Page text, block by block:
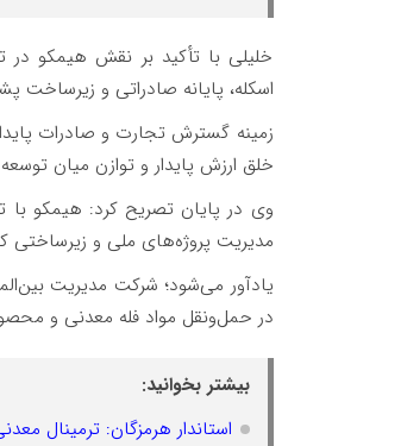
خلیلی با تأکید بر نقش هیمکو
اسکله، پایانه صادراتی و زیرساخت
زمینه گسترش تجارت و صادرات
خلق ارزش پایدار و توازن میان
وی در پایان تصریح کرد: هیمکو
مدیریت پروژه‌های ملی و زیرساختی
در حمل‌ونقل مواد فله معدنی و
بیشتر بخوانید:
استاندار هرمزگان: ترمینال